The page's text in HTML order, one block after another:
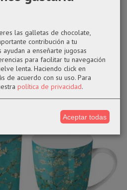
INFORMACIÓN
las galletas de chocolate,
contribución a tu
a enseñarte jugosas
para facilitar tu navegación
lenta. Haciendo click en
de acuerdo con su uso. Para
política de privacidad.
Aceptar todas